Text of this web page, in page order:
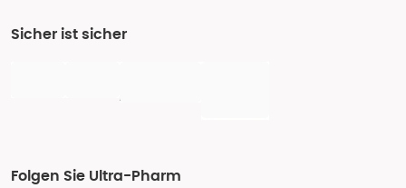
Sicher ist sicher
Folgen Sie Ultra-Pharm